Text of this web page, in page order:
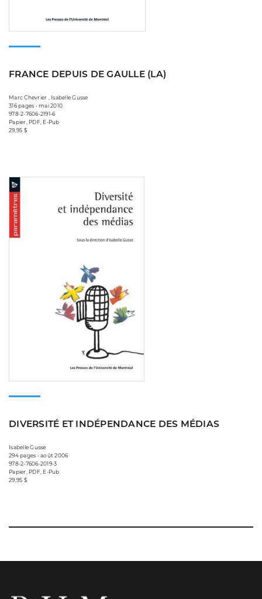
FRANCE DEPUIS DE GAULLE (LA)
Marc Chevrier , Isabelle Gusse
316 pages • mai 2010
978-2-7606-2191-6
Papier, PDF, E-Pub
29,95 $
DIVERSITÉ ET INDÉPENDANCE DES MÉDIAS
Isabelle Gusse
294 pages • août 2006
978-2-7606-2019-3
Papier, PDF, E-Pub
29,95 $